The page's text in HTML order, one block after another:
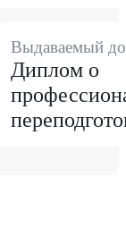
Выдаваемый
Диплом о